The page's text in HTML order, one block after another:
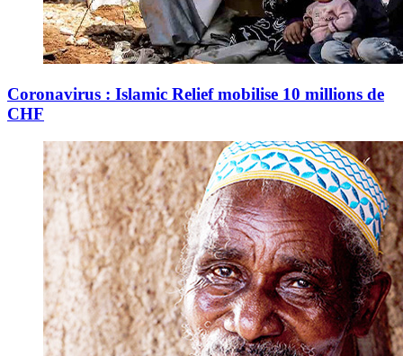
Coronavirus : Islamic Relief mobilise 10 millions de
CHF